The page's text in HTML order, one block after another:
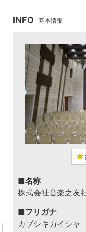
INFO 基本情報
■名称
株式会社音楽之友
■フリガナ
カブシキガイシ